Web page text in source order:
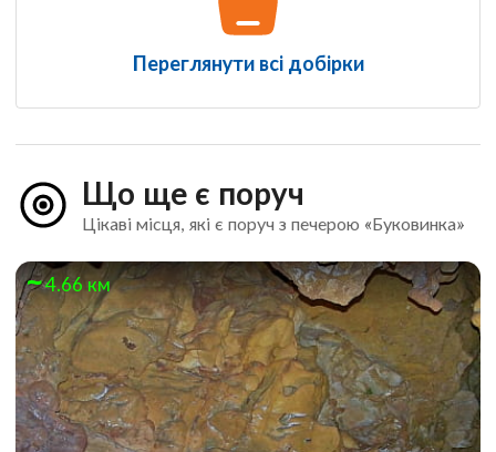
Переглянути всі добірки
Що ще є поруч
Цікаві місця, які є поруч з печерою «Буковинка»
4.66 км